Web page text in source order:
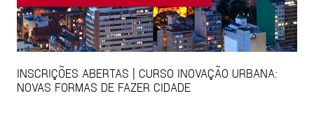
INSCRIÇÕES ABERTAS | CURSO INOVAÇÃO URBANA:
NOVAS FORMAS DE FAZER CIDADE